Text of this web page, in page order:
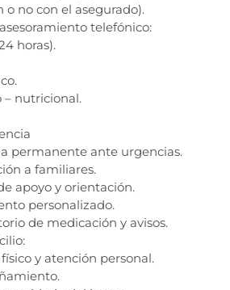
o no con el asegurado).
telefónico:
horas).
– nutricional.
permanente ante urgencias.
a familiares.
apoyo y orientación.
personalizado.
de medicación y avisos.
y atención personal.